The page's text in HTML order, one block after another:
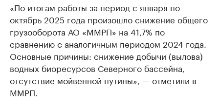
«По итогам работы за период с января по
октябрь 2025 года произошло снижение общего
грузооборота АО «ММРП» на 41,7% по
сравнению с аналогичным периодом 2024 года.
Основные причины: снижение добычи (вылова)
водных биоресурсов Северного бассейна,
отсутствие мойвенной путины», — отметили в
ММРП.